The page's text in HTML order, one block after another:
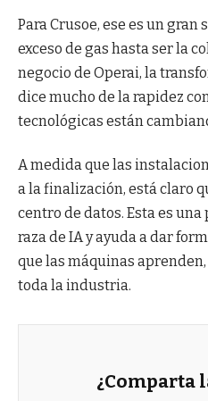
Para Crusoe, ese es un gran
exceso de gas hasta ser la
negocio de Operai, la
dice mucho de la rapidez
tecnológicas están
A medida que las
a la finalización, está claro
centro de datos. Esta es
raza de IA y ayuda a dar
que las máquinas
toda la industria.
¿Comparta